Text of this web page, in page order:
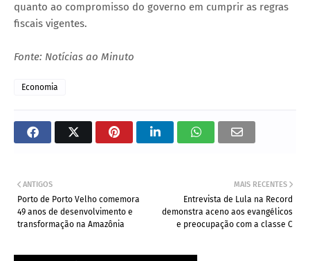
quanto ao compromisso do governo em cumprir as regras
fiscais vigentes.
Fonte: Notícias ao Minuto
Economia
MAIS RECENTES
Entrevista de Lula na Record
demonstra aceno aos evangélicos
e preocupação com a classe C
ANTIGOS
Porto de Porto Velho comemora
49 anos de desenvolvimento e
transformação na Amazônia